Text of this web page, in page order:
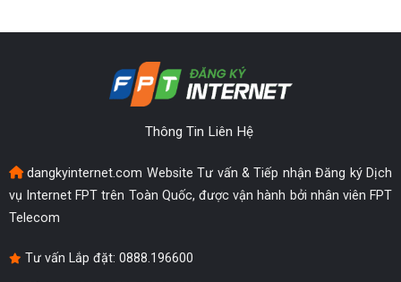
Thông Tin Liên Hệ
dangkyinternet.com Website Tư vấn & Tiếp nhận Đăng ký Dịch
vụ Internet FPT trên Toàn Quốc, được vận hành bởi nhân viên FPT
Telecom
Tư vấn Lắp đặt: 0888.196600